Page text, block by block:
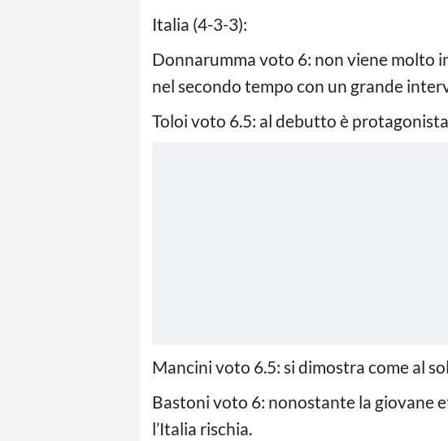
Italia (4-3-3):
Donnarumma voto 6: non viene molto
nel secondo tempo con un grande
Toloi voto 6.5: al debutto è
Mancini voto 6.5: si dimostra come al
Bastoni voto 6: nonostante la giovane
l’Italia rischia.